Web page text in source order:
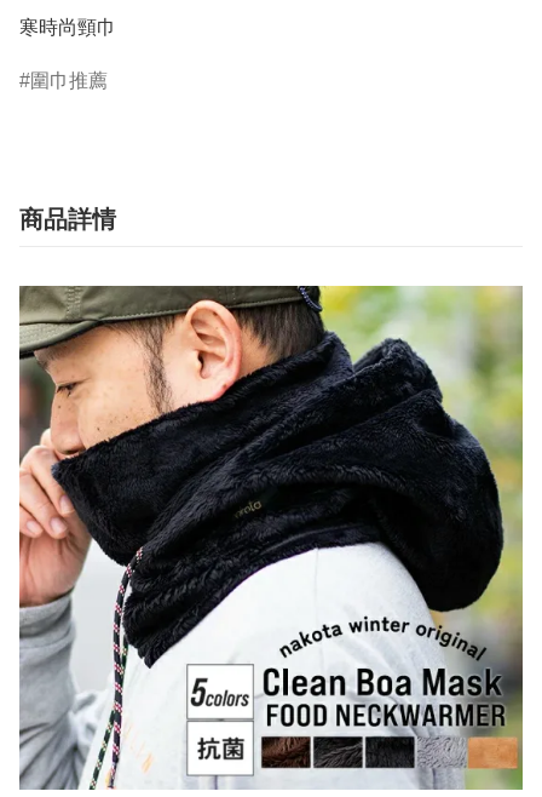
圍巾推薦
商品詳情